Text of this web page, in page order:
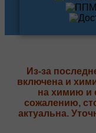
Из-за
включена и
на химию и
сожалению,
актуальна.